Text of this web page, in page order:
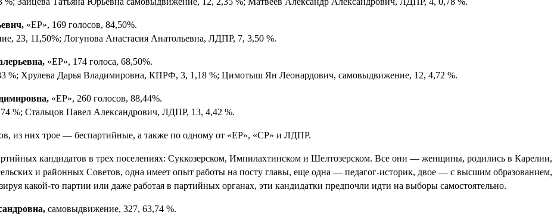
«ЕР», 169 голосов, 84,50%.
23, 11,50%; Логунова Анастасия Анатольевна, ЛДПР, 7, 3,50 %.
«ЕР», 174 голоса, 68,50%.
Хрулева Дарья Владимировна, КПРФ, 3, 1,18 %; Цимотыш Ян Леонардович, самовыдвижение, 12, 4,72 %.
«ЕР», 260 голосов, 88,44%.
%; Стальцов Павел Александрович, ЛДПР, 13, 4,42 %.
из них трое — беспартийные, а также по одному от «ЕР», «СР» и ЛДПР.
кандидатов в трех поселениях: Суккозерском, Импилахтинском и Шелтозерском. Все они — женщины, родились в Карелии,
и районных Советов, одна имеет опыт работы на посту главы, еще одна — педагог-историк, двое — с высшим образованием,
какой-то партии или даже работая в партийных органах, эти кандидатки предпочли идти на выборы самостоятельно.
самовыдвижение, 327, 63,74 %.